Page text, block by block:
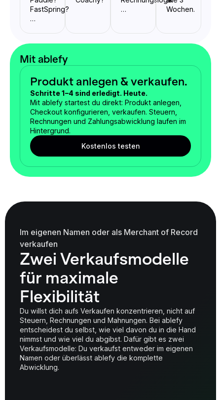
FastSpring?
…
…
Wochen.
Mit ablefy
Produkt anlegen & verkaufen.
Schritte 1–4 sind erledigt. Heute.
Mit ablefy startest du direkt: Produkt anlegen,
Checkout konfigurieren, verkaufen. Steuern,
Rechnungen und Zahlungsabwicklung laufen im
Hintergrund.
Kostenlos testen
Im eigenen Namen oder als Merchant of Record
verkaufen
Zwei Verkaufsmodelle
für maximale
Flexibilität
Du willst dich aufs Verkaufen konzentrieren, nicht auf
Steuern, Rechnungen und Mahnungen. Bei ablefy
entscheidest du selbst, wie viel davon du in die Hand
nimmst und wie viel du abgibst. Dafür gibt es zwei
Verkaufsmodelle: Du verkaufst entweder im eigenen
Namen oder überlässt ablefy die komplette
Abwicklung.